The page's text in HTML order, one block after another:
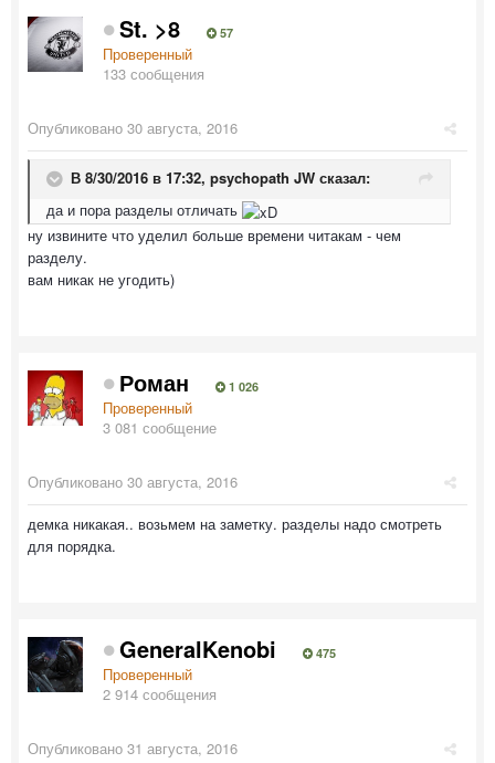
St. >8 57
Проверенный
133 сообщения
Опубликовано 30 августа, 2016
В 8/30/2016 в 17:32, psychopath JW сказал:
да и пора разделы отличать
ну извините что уделил больше времени читакам - чем
разделу.
вам никак не угодить)
Роман 1 026
Проверенный
3 081 сообщение
Опубликовано 30 августа, 2016
демка никакая.. возьмем на заметку. разделы надо смотреть
для порядка.
GeneralKenobi 475
Проверенный
2 914 сообщения
Опубликовано 31 августа, 2016